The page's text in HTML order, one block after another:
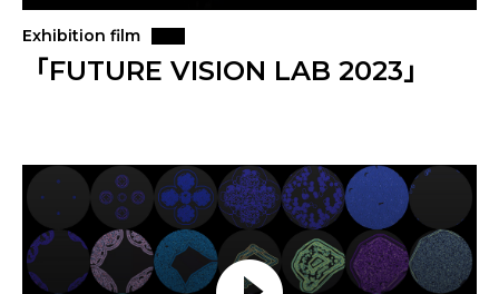
Exhibition film
「FUTURE VISION LAB 2023」